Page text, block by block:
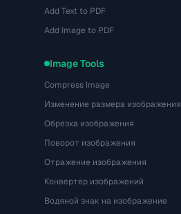
Add Text to PDF
Add Image to PDF
Image Tools
Compress Image
Изменение размера изображения
Обрезка изображения
Поворот изображения
Отражение изображения
Конвертер изображений
Водяной знак на изображение